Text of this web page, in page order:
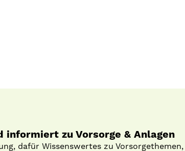
informiert zu Vorsorge & Anlagen
dafür Wissenswertes zu Vorsorgethemen,